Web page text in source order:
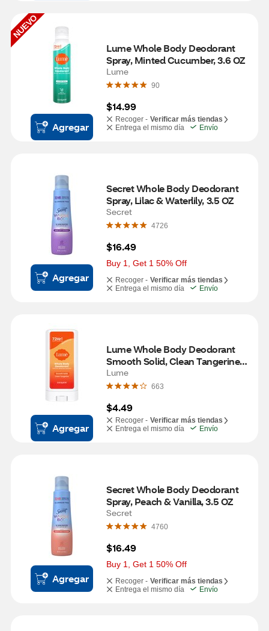
NUEVO
Agregar
Lume Whole Body Deodorant
Spray, Minted Cucumber, 3.6 OZ
Lume
90
$14.99
Recoger - Verificar más tiendas
Entrega el mismo día
Envío
Agregar
Secret Whole Body Deodorant
Spray, Lilac & Waterlily, 3.5 OZ
Secret
4726
$16.49
Buy 1, Get 1 50% Off
Recoger - Verificar más tiendas
Entrega el mismo día
Envío
Agregar
Lume Whole Body Deodorant
Smooth Solid, Clean Tangerine,
0.5 OZ
Lume
663
$4.49
Recoger - Verificar más tiendas
Entrega el mismo día
Envío
Agregar
Secret Whole Body Deodorant
Spray, Peach & Vanilla, 3.5 OZ
Secret
4760
$16.49
Buy 1, Get 1 50% Off
Recoger - Verificar más tiendas
Entrega el mismo día
Envío